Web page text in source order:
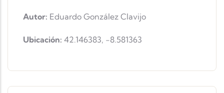
Autor: Eduardo González Clavijo
Ubicación: 42.146383, -8.581363